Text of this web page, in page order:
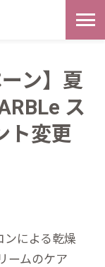
ン】夏
ス
ト変更
ンによる乾燥
ームのケア